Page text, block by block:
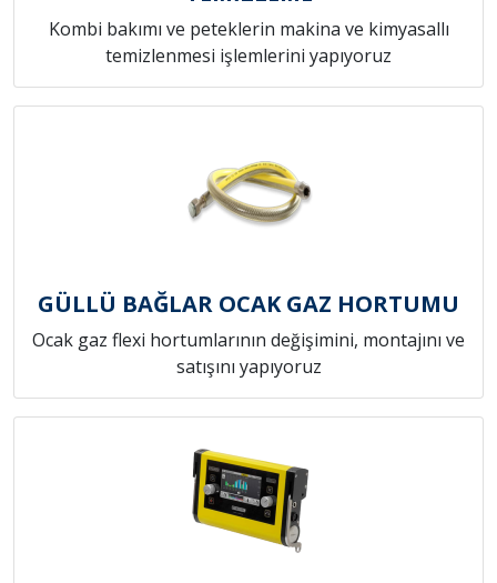
Kombi bakımı ve peteklerin makina ve kimyasallı
temizlenmesi işlemlerini yapıyoruz
GÜLLÜ BAĞLAR OCAK GAZ HORTUMU
Ocak gaz flexi hortumlarının değişimini, montajını ve
satışını yapıyoruz